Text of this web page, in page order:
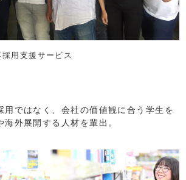
採用支援サービス
用ではなく、会社の価値観に合う学生を
外展開する人材を輩出。